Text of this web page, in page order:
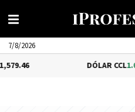
7/8/2026
1.02%$1,575.53